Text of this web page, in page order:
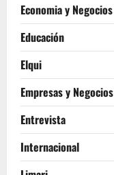
Economia y Negocios
Educación
Elqui
Empresas y Negocios
Entrevista
Internacional